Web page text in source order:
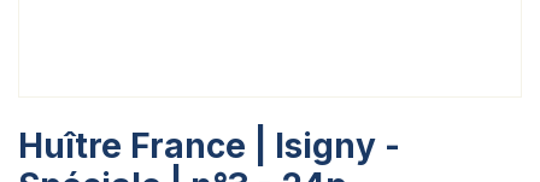
Huître France | Isigny -